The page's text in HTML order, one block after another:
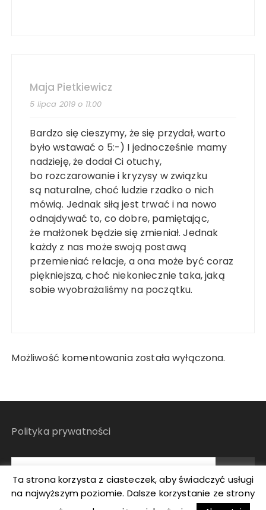
Maja Pietkiewicz
5 lipca 2019 o 11:00
Bardzo się cieszymy, że się przydał, warto
było wstawać o 5:-) I jednocześnie mamy
nadzieję, że dodał Ci otuchy,
bo rozczarowanie i kryzysy w związku
są naturalne, choć ludzie rzadko o nich
mówią. Jednak siłą jest trwać i na nowo
odnajdywać to, co dobre, pamiętając,
że małżonek będzie się zmieniał. Jednak
każdy z nas może swoją postawą
przemieniać relacje, a ona może być coraz
piękniejsza, choć niekoniecznie taka, jaką
sobie wyobrażaliśmy na początku.
Możliwość komentowania została wyłączona.
Polityka prywatności
Ta strona korzysta z ciasteczek, aby świadczyć usługi
na najwyższym poziomie. Dalsze korzystanie ze strony